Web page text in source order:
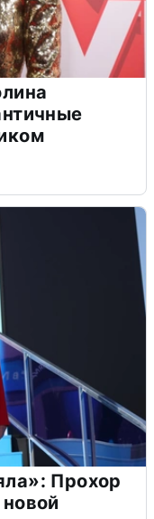
Прохор